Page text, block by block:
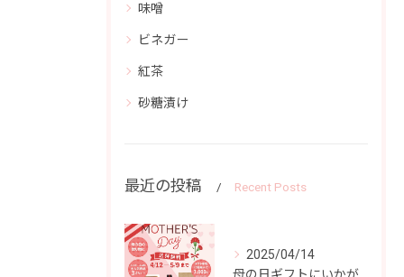
味噌
ビネガー
紅茶
砂糖漬け
最近の投稿 Recent Posts
2025/04/14